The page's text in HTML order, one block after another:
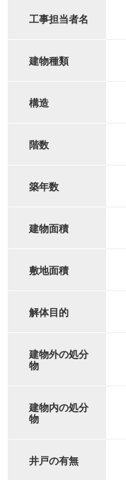
工事担当者名
建物種類
構造
階数
築年数
建物面積
敷地面積
解体目的
建物外の処分
物
建物内の処分
物
井戸の有無